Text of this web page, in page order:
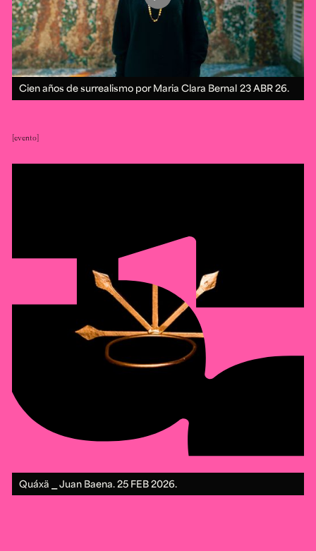
Cien años de surrealismo por Maria Clara Bernal 23 ABR 26.
evento
Quáxä ⎯ Juan Baena.25 FEB 2026.